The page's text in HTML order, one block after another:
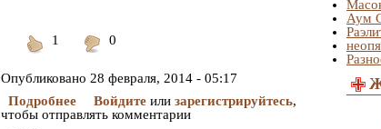
1
понравилось
0
Опубликовано 28 февраля, 2014 - 05:17
Подробнее
Войдитеили зарегистрируйтесь,
чтобы отправлять комментарии
Аум